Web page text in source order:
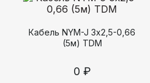
Кабель NYM-J 3х2,5-0,66
(5м) TDM
0 ₽